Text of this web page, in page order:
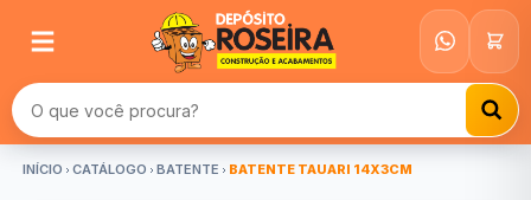
Buscar produtos
INÍCIO CATÁLOGO BATENTE BATENTE TAUARI 14X3CM